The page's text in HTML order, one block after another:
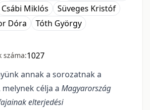
Csábi Miklós
Süveges Kristóf
Dóra
Tóth György
száma:1027
annak a sorozatnak a
célja a Magyarország
elterjedési